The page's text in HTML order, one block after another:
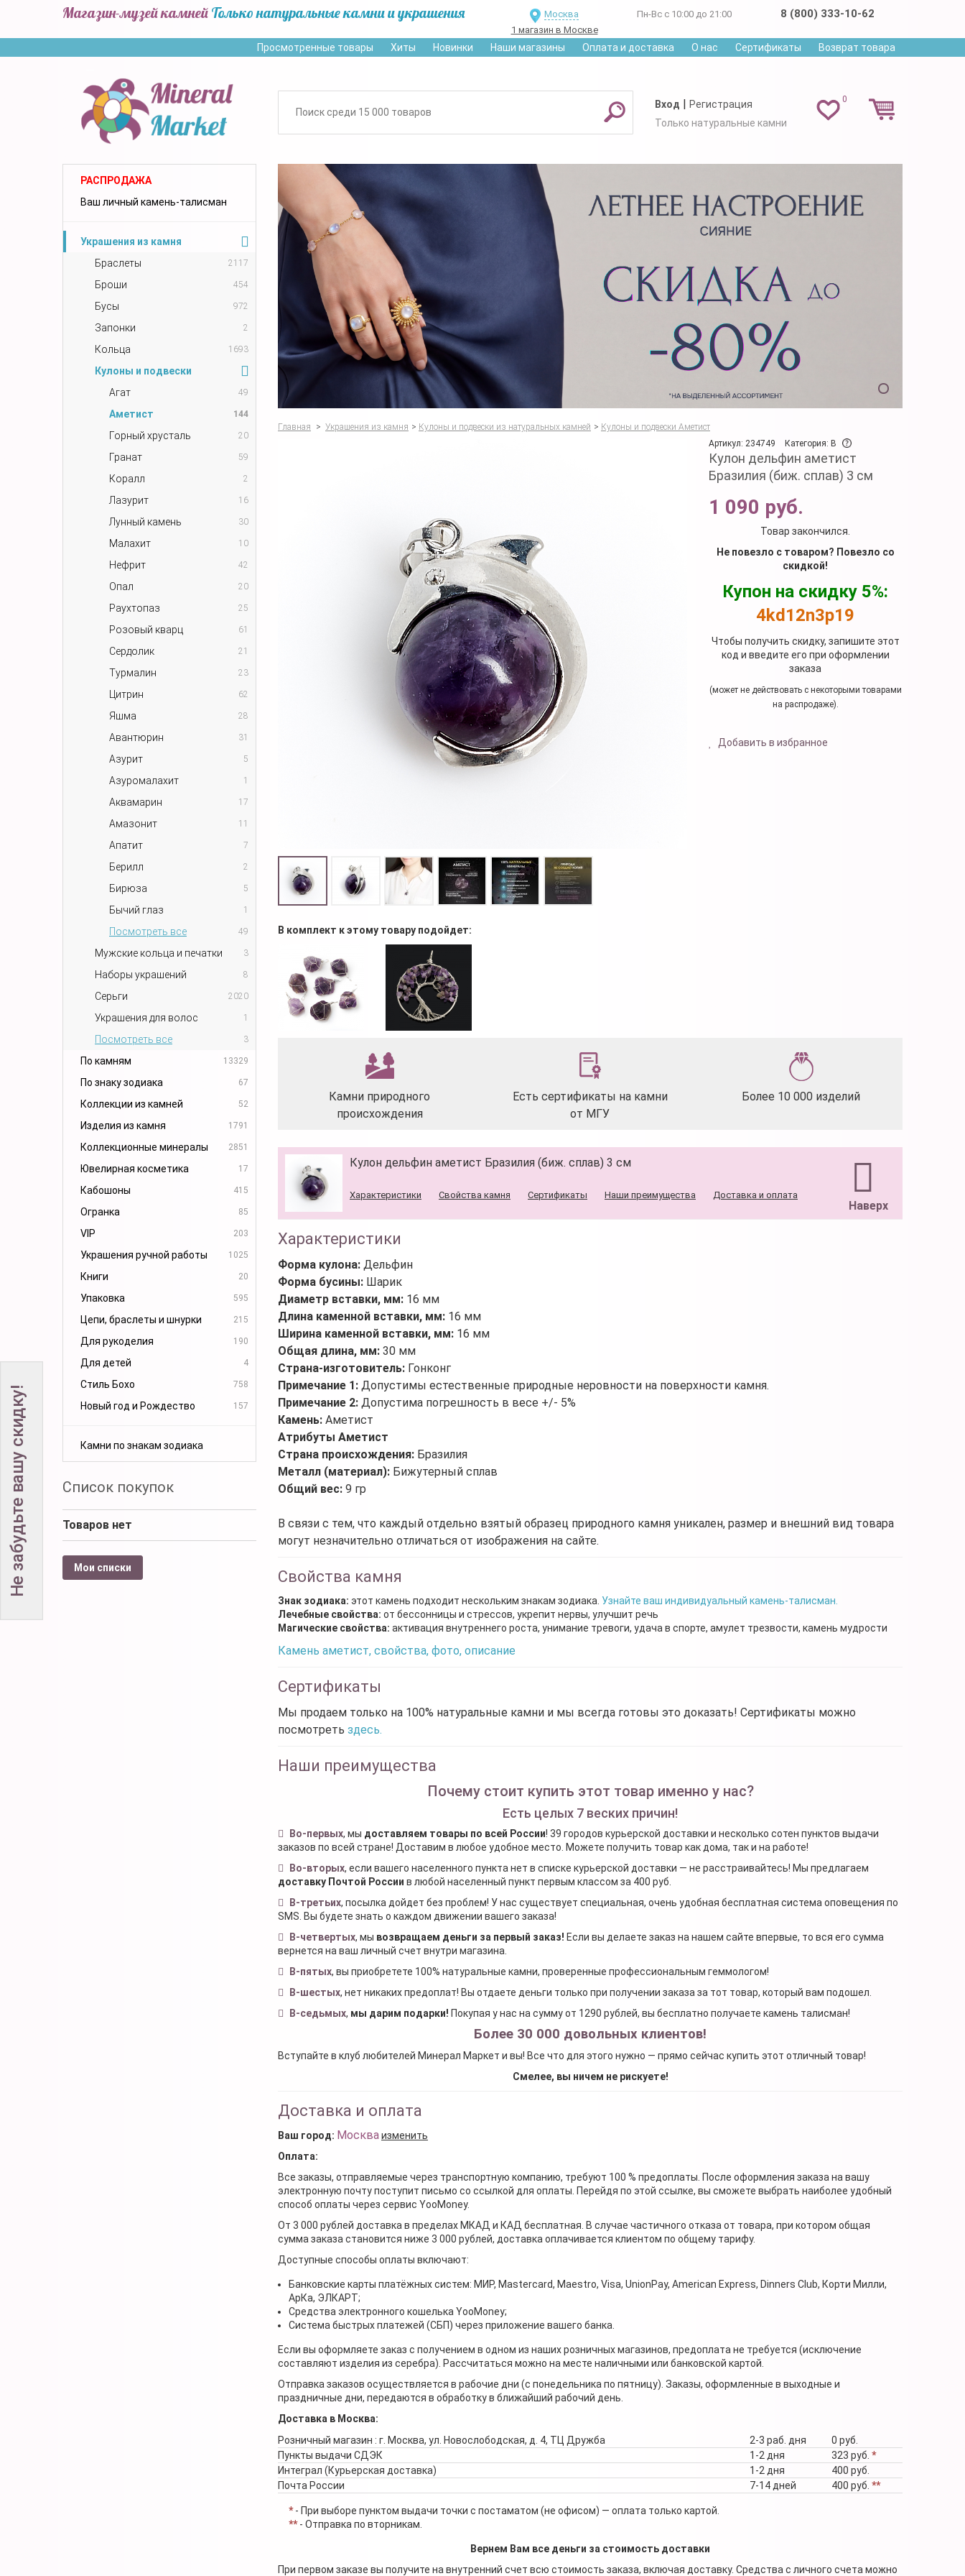
Магазин-музей камней Только натуральные камни и украшения
Москва
1 магазин в Москве
Пн-Вс с 10:00 до 21:00 8 (800) 333-10-62
Просмотренные товары Хиты Новинки Наши магазины Оплата и доставка О нас Сертификаты Возврат товара
0
Вход | Регистрация
Только натуральные камни
РАСПРОДАЖА
Ваш личный камень-талисман
Украшения из камня
Браслеты
2117
Броши 454
Бусы 972
Запонки 2
Кольца 1693
Кулоны и подвески
Агат
49
Аметист 144
Горный хрусталь 20
Гранат 59
Коралл 2
Лазурит 16
Лунный камень 30
Малахит 10
Нефрит 42
Опал 20
Раухтопаз 25
Розовый кварц 61
Сердолик 21
Турмалин 23
Цитрин 62
Яшма 28
Авантюрин 31
Азурит 5
Азуромалахит 1
Аквамарин 17
Амазонит 11
Апатит 7
Берилл 2
Бирюза 5
Бычий глаз 1
Посмотреть все 49
Мужские кольца и печатки 3
Наборы украшений 8
Серьги 2020
Украшения для волос 1
Посмотреть все 3
По камням 13329
По знаку зодиака 67
Коллекции из камней 52
Изделия из камня 1791
Коллекционные минералы 2851
Ювелирная косметика 17
Кабошоны 415
Огранка 85
VIP 203
Украшения ручной работы 1025
Книги 20
Упаковка 595
Цепи, браслеты и шнурки 215
Для рукоделия 190
Для детей 4
Стиль Бохо 758
Новый год и Рождество 157
Камни по знакам зодиака
Список покупок
Товаров нет
Мои списки
Главная > Украшения из камня > Кулоны и подвески из натуральных камней > Кулоны и подвески Аметист
Артикул: 234749
Категория: B
Кулон дельфин аметист
Бразилия (биж. сплав) 3 см
1 090 руб.
Товар закончился.
Не повезло с товаром? Повезло со
скидкой!
Купон на скидку 5%:
4kd12n3p19
Чтобы получить скидку, запишите этот
код и введите его при оформлении
заказа
(может не действовать с некоторыми товарами
на распродаже).
Добавить в избранное
В комплект к этому товару подойдет:
Камни природного
происхождения
Есть сертификаты на камни
от МГУ
Более 10 000 изделий
Кулон дельфин аметист Бразилия (биж. сплав) 3 см
Наверх
Характеристики Свойства камня Сертификаты Наши преимущества Доставка и оплата
Характеристики
Форма кулона: Дельфин
Форма бусины: Шарик
Диаметр вставки, мм: 16 мм
Длина каменной вставки, мм: 16 мм
Ширина каменной вставки, мм: 16 мм
Общая длина, мм: 30 мм
Страна-изготовитель: Гонконг
Примечание 1: Допустимы естественные природные неровности на поверхности камня.
Примечание 2: Допустима погрешность в весе +/- 5%
Камень: Аметист
Атрибуты Аметист
Страна происхождения: Бразилия
Металл (материал): Бижутерный сплав
Общий вес: 9 гр
В связи с тем, что каждый отдельно взятый образец природного камня уникален, размер и внешний вид товара
могут незначительно отличаться от изображения на сайте.
Свойства камня
Знак зодиака: этот камень подходит нескольким знакам зодиака. Узнайте ваш индивидуальный камень-талисман.
Лечебные свойства: от бессонницы и стрессов, укрепит нервы, улучшит речь
Магические свойства: активация внутреннего роста, унимание тревоги, удача в спорте, амулет трезвости, камень мудрости
Камень аметист, свойства, фото, описание
Сертификаты
Мы продаем только на 100% натуральные камни и мы всегда готовы это доказать! Сертификаты можно
посмотреть здесь.
Наши преимущества
Почему стоит купить этот товар именно у нас?
Есть целых 7 веских причин!
Во-первых, мы доставляем товары по всей России! 39 городов курьерской доставки и несколько сотен пунктов выдачи
заказов по всей стране! Доставим в любое удобное место. Можете получить товар как дома, так и на работе!
Во-вторых, если вашего населенного пункта нет в списке курьерской доставки — не расстраивайтесь! Мы предлагаем
доставку Почтой России в любой населенный пункт первым классом за 400 руб.
В-третьих, посылка дойдет без проблем! У нас существует специальная, очень удобная бесплатная система оповещения по
SMS. Вы будете знать о каждом движении вашего заказа!
В-четвертых, мы возвращаем деньги за первый заказ! Если вы делаете заказ на нашем сайте впервые, то вся его сумма
вернется на ваш личный счет внутри магазина.
В-пятых, вы приобретете 100% натуральные камни, проверенные профессиональным геммологом!
В-шестых, нет никаких предоплат! Вы отдаете деньги только при получении заказа за тот товар, который вам подошел.
В-седьмых, мы дарим подарки! Покупая у нас на сумму от 1290 рублей, вы бесплатно получаете камень талисман!
Более 30 000 довольных клиентов!
Вступайте в клуб любителей Минерал Маркет и вы! Все что для этого нужно — прямо сейчас купить этот отличный товар!
Смелее, вы ничем не рискуете!
Доставка и оплата
Ваш город: Москваизменить
Оплата:
Все заказы, отправляемые через транспортную компанию, требуют 100 % предоплаты. После оформления заказа на вашу
электронную почту поступит письмо со ссылкой для оплаты. Перейдя по этой ссылке, вы сможете выбрать наиболее удобный
способ оплаты через сервис YooMoney.
От 3 000 рублей доставка в пределах МКАД и КАД бесплатная. В случае частичного отказа от товара, при котором общая
сумма заказа становится ниже 3 000 рублей, доставка оплачивается клиентом по общему тарифу.
Доступные способы оплаты включают:
Банковские карты платёжных систем: МИР, Mastercard, Maestro, Visa, UnionPay, American Express, Dinners Club, Корти Милли,
АрКа, ЭЛКАРТ;
Средства электронного кошелька YooMoney;
Система быстрых платежей (СБП) через приложение вашего банка.
Если вы оформляете заказ с получением в одном из наших розничных магазинов, предоплата не требуется (исключение
составляют изделия из серебра). Рассчитаться можно на месте наличными или банковской картой.
Отправка заказов осуществляется в рабочие дни (с понедельника по пятницу). Заказы, оформленные в выходные и
праздничные дни, передаются в обработку в ближайший рабочий день.
Доставка в Москва:
Розничный магазин : г. Москва, ул. Новослободская, д. 4, ТЦ Дружба
2-3 раб. дня
0 руб.
Пункты выдачи СДЭК
1-2 дня 323 руб. *
Интеграл (Курьерская доставка)
1-2 дня
400 руб.
Почта России
7-14 дней 400 руб. **
*- При выборе пунктом выдачи точки с постаматом (не офисом) — оплата только картой.
**- Отправка по вторникам.
Вернем Вам все деньги за стоимость доставки
При первом заказе вы получите на внутренний счет всю стоимость заказа, включая доставку. Средства с личного счета можно
Не забудьте вашу скидку!